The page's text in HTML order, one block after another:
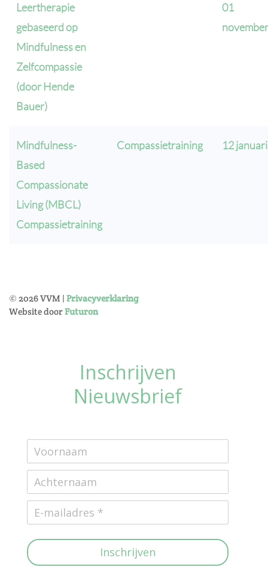
Leertherapie
gebaseerd op
Mindfulness en
Zelfcompassie
(door Hende
Bauer)
01
november
Mindfulness-
Based
Compassionate
Living (MBCL)
Compassietraining
Compassietraining 12 januari
© 2026VVM | Privacyverklaring
Website doorFuturon
Inschrijven
Nieuwsbrief
Inschrijven